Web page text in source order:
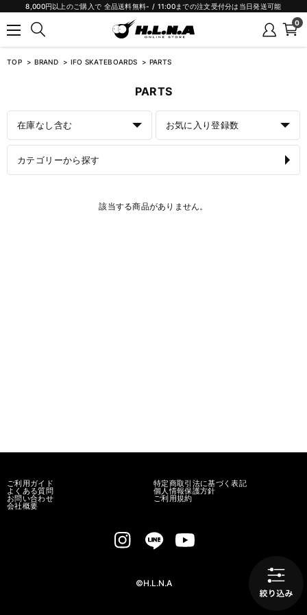
8,000円以上のご購入で 全品送料無料- / 11:00までの注文受付分は当日発送可能
0
TOP BRAND IFO SKATEBOARDS PARTS
PARTS
在庫なし含む お気に入り登録数
カテゴリーから探す
該当する商品がありません。
ご利用ガイド
よくある質問
お問い合わせ
会社概要
特定商取引法に基づく表記
個人情報保護方針
ご利用規約
©H.L.N.A